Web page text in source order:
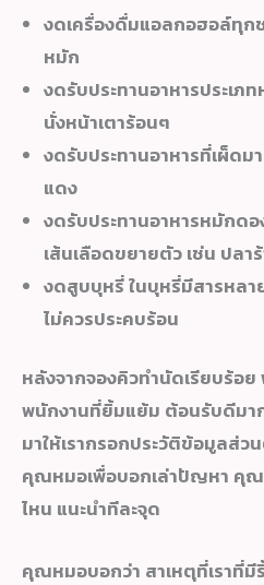
งดเครื่องดื่มแอลกอฮอล์ทุกช
หมัก
งดรับประทานอาหารประเภ
นั่งหน้าเตาร้อนๆ
งดรับประทานอาหารที่เผ็ด
แดง
งดรับประทานอาหารหมักดอ
เส้นเลือดขยายตัว เช่น ปลา
งดสูบบุหรี่ ในบุหรี่มีสารหล
ไม่ควรประคบร้อน
หลังจากจองคิวทำนัดเรียบร้อ
พนักงานที่ยิ้มแย้ม ต้อนรับดีมาก
มาให้เรากรอกประวัติข้อมูลส่
คุณหมอเพื่อบอกเล่าปัญหา คุณ
ไหน แนะนำทีละจุด
คุณหมอบอกว่า สาเหตุที่เราที่มี